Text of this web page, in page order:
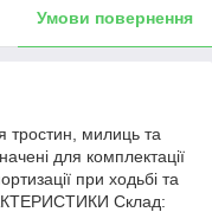
Умови повернення
тростин, милиць та
для комплектації
при ходьбі та
Склад: